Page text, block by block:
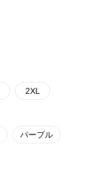
2XL
パープル